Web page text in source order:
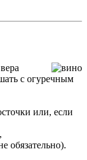
с огуречным
или, если
обязательно).